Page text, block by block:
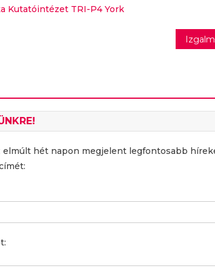
Kutatóintézet TRI-P4 York
hét napon megjelent legfontosabb